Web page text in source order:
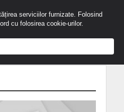
serviciilor furnizate. Folosind
cu folosirea cookie-urilor.